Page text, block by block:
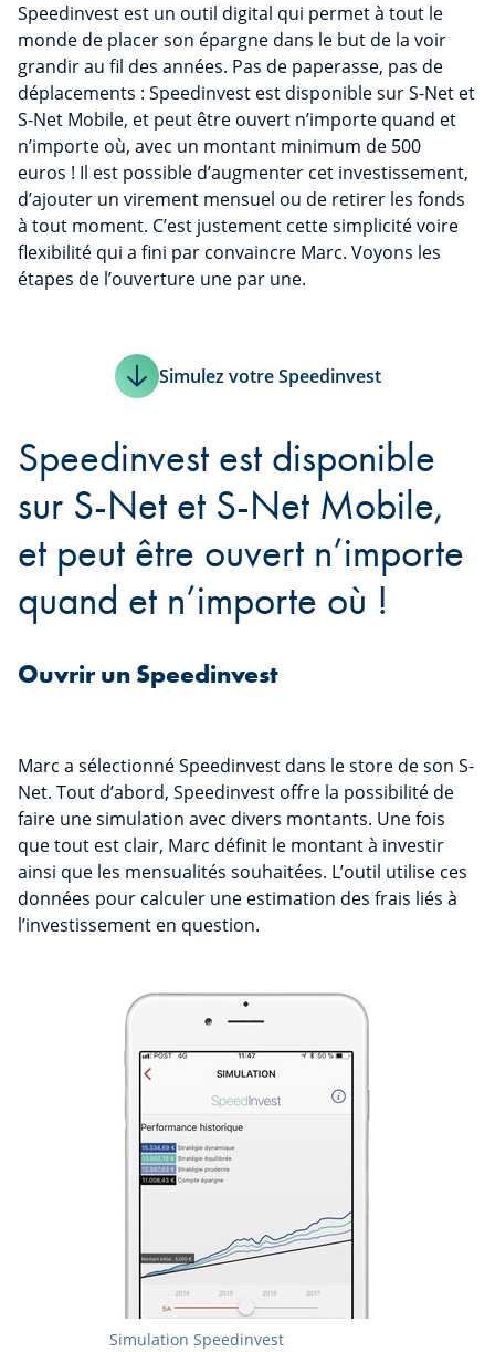
Speedinvest est un outil digital qui permet à tout le
monde de placer son épargne dans le but de la voir
grandir au fil des années. Pas de paperasse, pas de
déplacements : Speedinvest est disponible sur S-Net et
S-Net Mobile, et peut être ouvert n’importe quand et
n’importe où, avec un montant minimum de 500
euros ! Il est possible d’augmenter cet investissement,
d’ajouter un virement mensuel ou de retirer les fonds
à tout moment. C’est justement cette simplicité voire
flexibilité qui a fini par convaincre Marc. Voyons les
étapes de l’ouverture une par une.
Simulez votre Speedinvest
Speedinvest est disponible
sur S-Net et S-Net Mobile,
et peut être ouvert n’importe
quand et n’importe où !
Ouvrir un Speedinvest
Marc a sélectionné Speedinvest dans le store de son S-
Net. Tout d’abord, Speedinvest offre la possibilité de
faire une simulation avec divers montants. Une fois
que tout est clair, Marc définit le montant à investir
ainsi que les mensualités souhaitées. L’outil utilise ces
données pour calculer une estimation des frais liés à
l’investissement en question.
Simulation Speedinvest